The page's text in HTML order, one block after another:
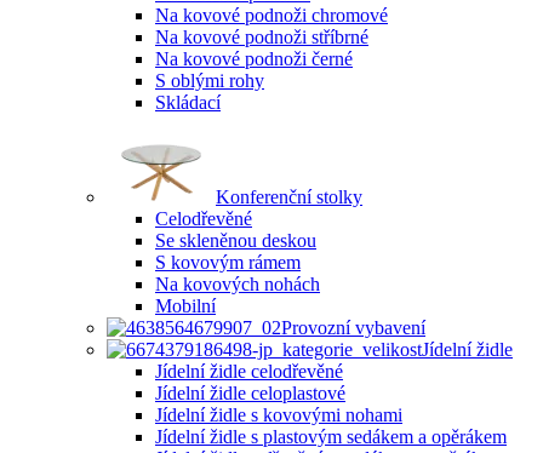
Na kovové podnoži chromové
Na kovové podnoži stříbrné
Na kovové podnoži černé
S oblými rohy
Skládací
Konferenční stolky
Celodřevěné
Se skleněnou deskou
S kovovým rámem
Na kovových nohách
Mobilní
Provozní vybavení
Jídelní židle
Jídelní židle celodřevěné
Jídelní židle celoplastové
Jídelní židle s kovovými nohami
Jídelní židle s plastovým sedákem a opěrákem